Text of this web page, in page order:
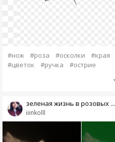
#нож #роза #осколки #края
#цветок
#ручка #острие
iiinkolll
зеленая жизнь в розовых ...